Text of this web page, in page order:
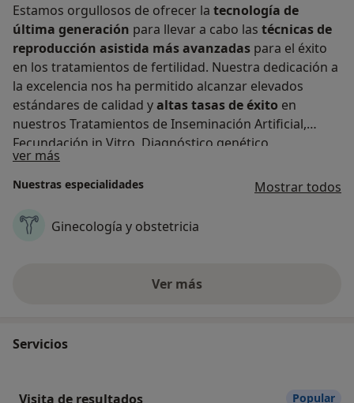
Estamos orgullosos de ofrecer la tecnología de
última generación para llevar a cabo las técnicas de
reproducción asistida más avanzadas para el éxito
en los tratamientos de fertilidad. Nuestra dedicación a
la excelencia nos ha permitido alcanzar elevados
estándares de calidad yaltas tasas de éxito en
nuestros Tratamientos de Inseminación Artificial,
Fecundación in Vitro, Diagnóstico genético
preimplantacional (PGT-A) y Ovodonación, así como en
el Tratamiento de preservación de la fertilidad.
ver más
Nuestras especialidades Mostrar todos
Ginecología y obstetricia
Ver más
Servicios
Visita de resultados
Popular